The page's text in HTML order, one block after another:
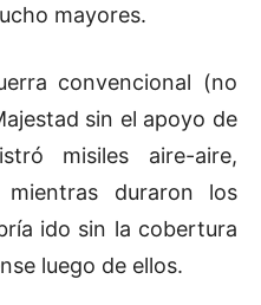
mayores.
convencional (no
sin el apoyo de
misiles aire-aire,
duraron los
ido sin la cobertura
luego de ellos.